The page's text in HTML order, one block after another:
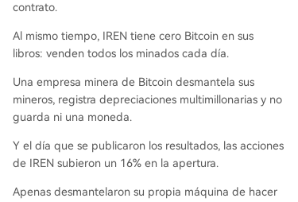
contrato.
Al mismo tiempo, IREN tiene cero Bitcoin en sus
libros: venden todos los minados cada día.
Una empresa minera de Bitcoin desmantela sus
mineros, registra depreciaciones multimillonarias y no
guarda ni una moneda.
Y el día que se publicaron los resultados, las acciones
de IREN subieron un 16% en la apertura.
Apenas desmantelaron su propia máquina de hacer